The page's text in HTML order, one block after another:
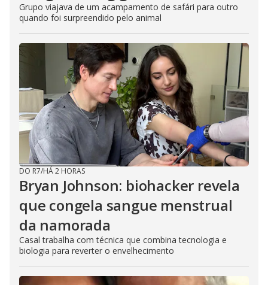
Grupo viajava de um acampamento de safári para outro
quando foi surpreendido pelo animal
DO R7/HÁ 2 HORAS
Bryan Johnson: biohacker revela
que congela sangue menstrual
da namorada
Casal trabalha com técnica que combina tecnologia e
biologia para reverter o envelhecimento